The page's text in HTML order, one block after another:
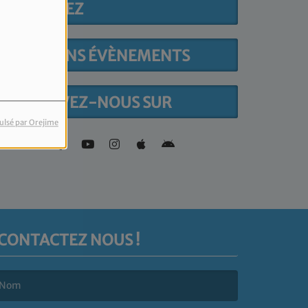
par Orejime
PARTICIPEZ
PROCHAINS ÉVÈNEMENTS
NOUS SUR
NOUS !